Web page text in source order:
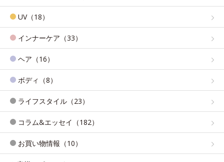
UV（18）
インナーケア（33）
ヘア（16）
ボディ（8）
ライフスタイル（23）
コラム&エッセイ（182）
お買い物情報（10）